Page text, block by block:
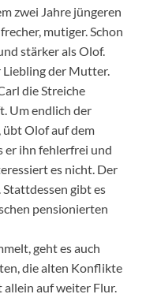
zwei Jahre jüngeren
mutiger. Schon
stärker als Olof.
Liebling der Mutter.
die Streiche
Um endlich der
Olof auf dem
er ihn fehlerfrei und
es nicht. Der
gibt es
pensionierten
geht es auch
die alten Konflikte
allein auf weiter Flur.